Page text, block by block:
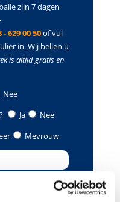
zijn 7 dagen
- 629 00 50of vul
in. Wij bellen u
is altijd gratis en
Nee
Ja
Nee
Mevrouw